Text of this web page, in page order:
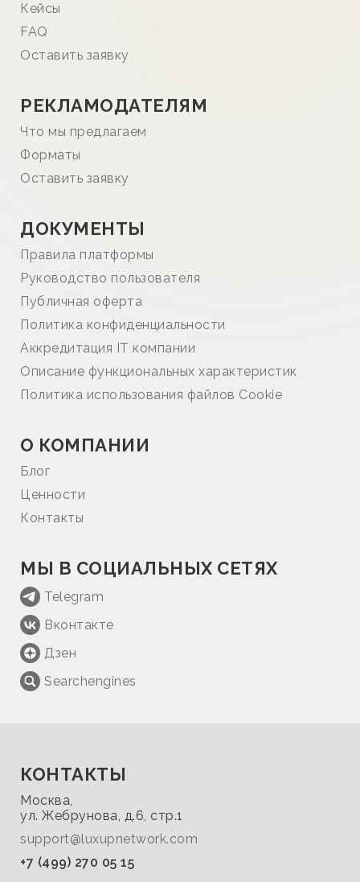
КОНТАКТЫ
Москва,
ул. Жебрунова, д.6, стр.1
support@luxupnetwork.com
+7 (499) 270 05 15
Кейсы
FAQ
Оставить заявку
РЕКЛАМОДАТЕЛЯМ
Что мы предлагаем
Форматы
Оставить заявку
ДОКУМЕНТЫ
Правила платформы
Руководство пользователя
Публичная оферта
Политика конфиденциальности
Аккредитация IT компании
Описание функциональных характеристик
Политика использования файлов Cookie
О КОМПАНИИ
Блог
Ценности
Контакты
МЫ В СОЦИАЛЬНЫХ СЕТЯХ
Telegram
Вконтакте
Дзен
Searchengines